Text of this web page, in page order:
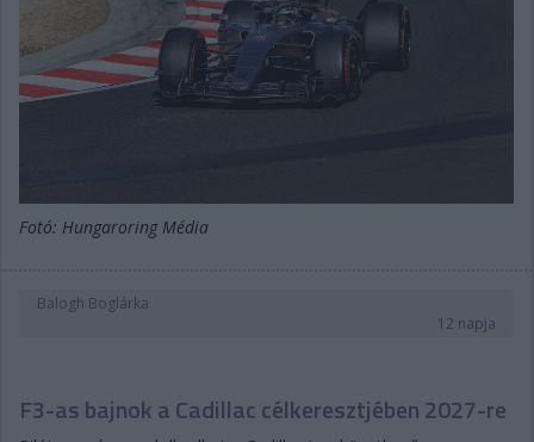
Fotó: Hungaroring Média
Balogh Boglárka
12 napja
F3-as bajnok a Cadillac célkeresztjében 2027-re